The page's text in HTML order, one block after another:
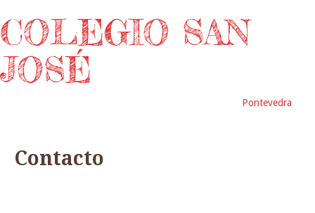
COLEGIO SAN
JOSÉ
Pontevedra
Contacto